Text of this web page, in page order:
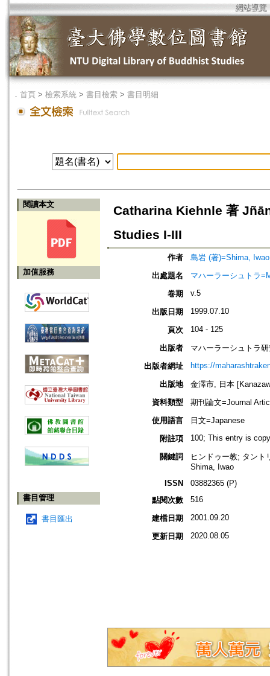
網站導覽
． 首頁 > 檢索系統 > 書目檢索 > 書目明細
閱讀本文
加值服務
書目管理
書目匯出
Catharina Kiehnle 著
Studies I-III
作者
島岩 (著)=Shima,
出處題名
マハーラーシュトラ
卷期
v.5
出版日期 1999.07.10
頁次 104 - 125
出版者
マハーラーシュトラ
出版者網址
https://
出版地
金澤市, 日本
資料類型
期刊論文=Journal
使用語言
日文=Japanese
附註項
100; This entry is
關鍵詞
ヒンドゥー教; タン
Shima, Iwao
ISSN
03882365 (P)
點閱次數
516
建檔日期 2001.09.20
更新日期 2020.08.05